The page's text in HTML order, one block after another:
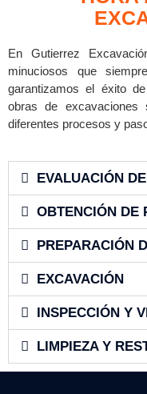
En Gutierrez
minuciosos que
garantizamos el éxito
obras de excavaciones
diferentes procesos y
EVALUACIÓN
OBTENCIÓN DE
PREPARACIÓN
EXCAVACIÓN
INSPECCIÓN Y
LIMPIEZA Y